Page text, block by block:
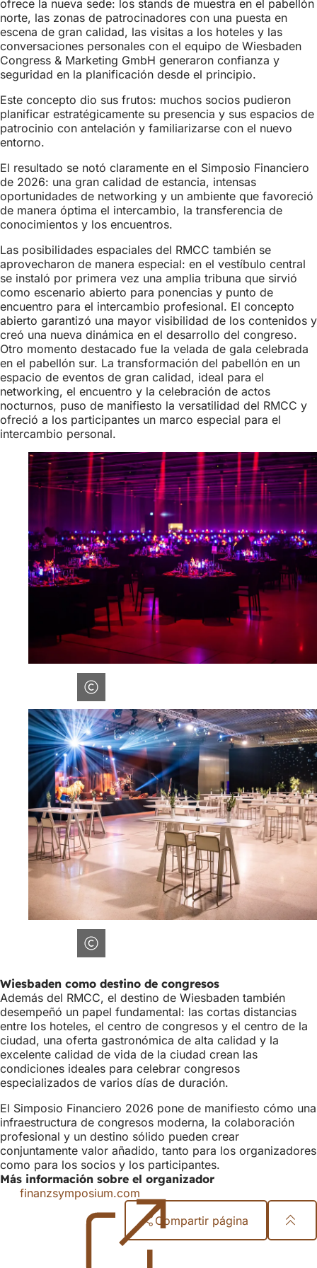
ofrece la nueva sede: los stands de muestra en el pabellón
norte, las zonas de patrocinadores con una puesta en
escena de gran calidad, las visitas a los hoteles y las
conversaciones personales con el equipo de Wiesbaden
Congress & Marketing GmbH generaron confianza y
seguridad en la planificación desde el principio.
Este concepto dio sus frutos: muchos socios pudieron
planificar estratégicamente su presencia y sus espacios de
patrocinio con antelación y familiarizarse con el nuevo
entorno.
El resultado se notó claramente en el Simposio Financiero
de 2026: una gran calidad de estancia, intensas
oportunidades de networking y un ambiente que favoreció
de manera óptima el intercambio, la transferencia de
conocimientos y los encuentros.
Las posibilidades espaciales del RMCC también se
aprovecharon de manera especial: en el vestíbulo central
se instaló por primera vez una amplia tribuna que sirvió
como escenario abierto para ponencias y punto de
encuentro para el intercambio profesional. El concepto
abierto garantizó una mayor visibilidad de los contenidos y
creó una nueva dinámica en el desarrollo del congreso.
Otro momento destacado fue la velada de gala celebrada
en el pabellón sur. La transformación del pabellón en un
espacio de eventos de gran calidad, ideal para el
networking, el encuentro y la celebración de actos
nocturnos, puso de manifiesto la versatilidad del RMCC y
ofreció a los participantes un marco especial para el
intercambio personal.
Wiesbaden como destino de congresos
Además del RMCC, el destino de Wiesbaden también
desempeñó un papel fundamental: las cortas distancias
entre los hoteles, el centro de congresos y el centro de la
ciudad, una oferta gastronómica de alta calidad y la
excelente calidad de vida de la ciudad crean las
condiciones ideales para celebrar congresos
especializados de varios días de duración.
El Simposio Financiero 2026 pone de manifiesto cómo una
infraestructura de congresos moderna, la colaboración
profesional y un destino sólido pueden crear
conjuntamente valor añadido, tanto para los organizadores
como para los socios y los participantes.
Más información sobre el organizador
finanzsymposium.com
abre
en
una
nueva
Compartir página